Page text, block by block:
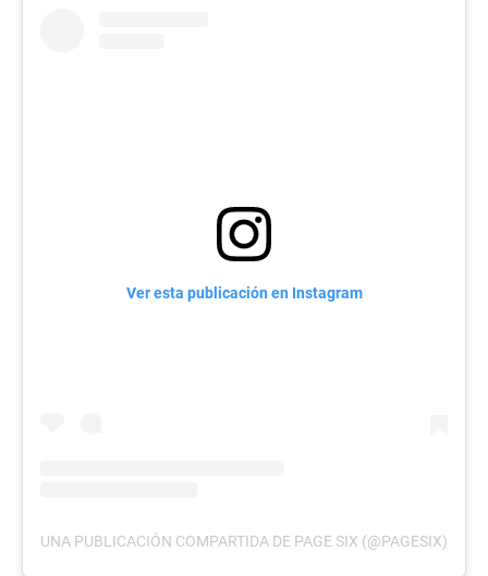
Ver esta publicación en Instagram
UNA PUBLICACIÓN COMPARTIDA DE PAGE SIX (@PAGESIX)